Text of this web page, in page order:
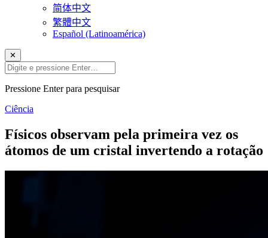
简体中文
繁體中文
Español (Latinoamérica)
✕
Pressione Enter para pesquisar
Ciência
Físicos observam pela primeira vez os
átomos de um cristal invertendo a rotação